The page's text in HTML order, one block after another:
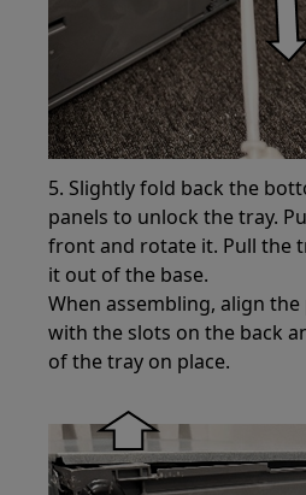
5. Slightly fold back the
panels to unlock the tray.
front and rotate it. Pull the
it out of the base.
When assembling, align
with the slots on the back
of the tray on place.